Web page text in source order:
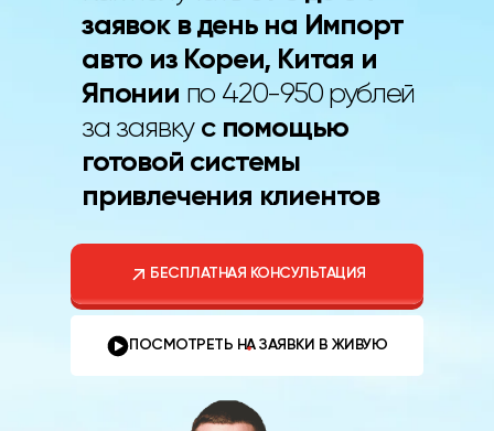
заявок в день на Импорт
авто из Кореи, Китая и
Японии по 420-950 рублей
за заявку с помощью
готовой системы
привлечения клиентов
БЕСПЛАТНАЯ КОНСУЛЬТАЦИЯ
ПОСМОТРЕТЬ НА ЗАЯВКИ В ЖИВУЮ